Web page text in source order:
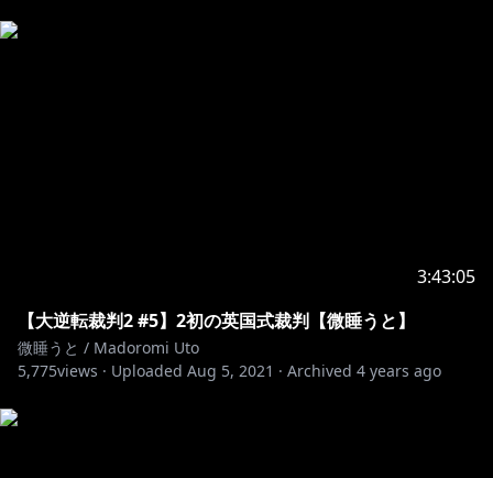
3:43:05
【大逆転裁判2 #5】2初の英国式裁判【微睡うと】
微睡うと / Madoromi Uto
5,775views · Uploaded Aug 5, 2021 · Archived 4 years ago